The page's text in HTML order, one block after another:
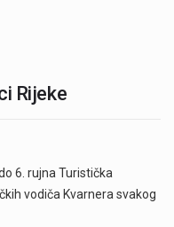
Rijeke
6. rujna Turistička
vodiča Kvarnera svakog